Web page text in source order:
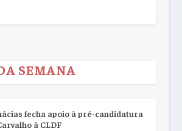
SEMANA
fecha apoio à pré-candidatura
à CLDF